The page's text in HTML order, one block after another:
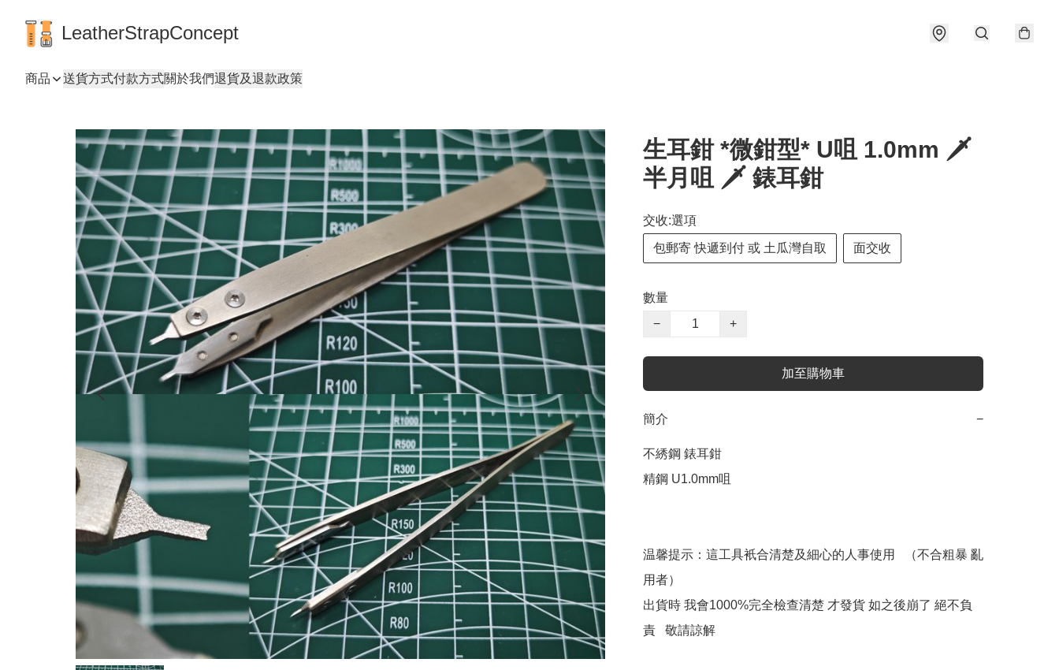
LeatherStrapConcept
商品 送貨方式付款方式關於我們退貨及退款政策
生耳鉗 *微鉗型* U咀 1.0mm 🗡️
半月咀 🗡️ 錶耳鉗
交收:選項
包郵寄 快遞到付 或 土瓜灣自取 面交收
數量
−
+
加至購物車
簡介 −
不綉鋼 錶耳鉗
精鋼 U1.0mm咀
温馨提示：這工具衹合清楚及細心的人事使用   （不合粗暴 亂
用者）
出貨時 我會1000%完全檢查清楚 才發貨 如之後崩了 絕不負
責   敬請諒解